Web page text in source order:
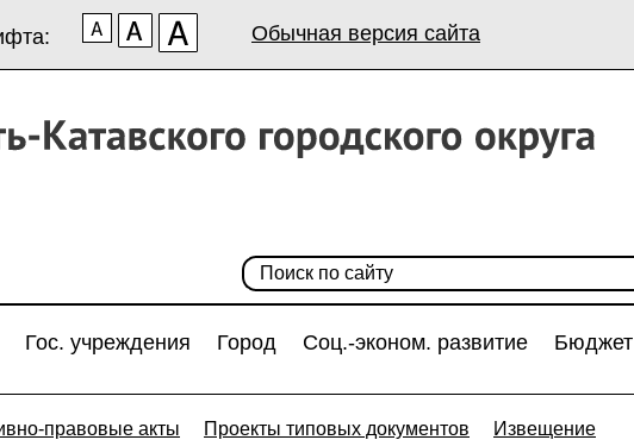
Обычная версия сайта
Гос. учреждения Город Соц.-эконом. развитие
Бюджет
правовые акты Проекты типовых документов Извещение